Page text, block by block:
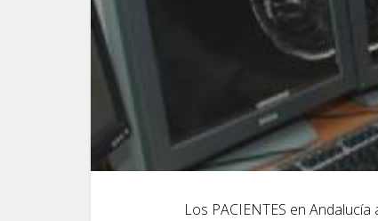
Los PACIENTES en